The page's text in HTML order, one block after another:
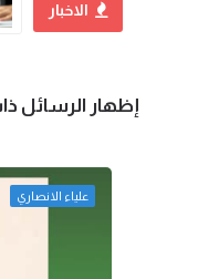
الاخبار
‏إظهار الرسائل
علياء الانصاري